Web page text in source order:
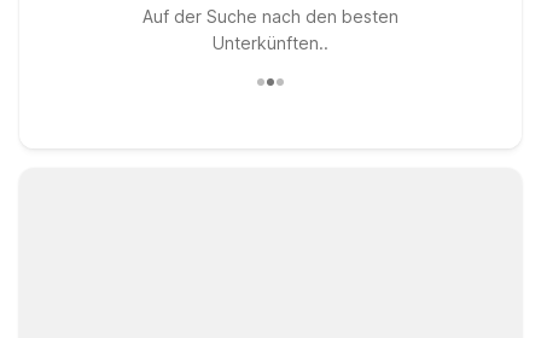
Auf der Suche nach den besten
Unterkünften..